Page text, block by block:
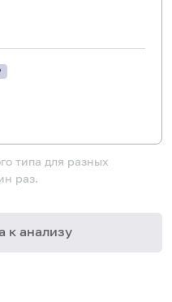
типа для разных
раз.
к анализу